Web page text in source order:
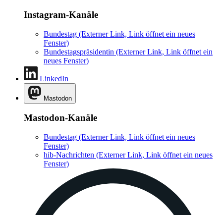
Instagram-Kanäle
Bundestag (Externer Link, Link öffnet ein neues
Fenster)
Bundestagspräsidentin (Externer Link, Link öffnet ein
neues Fenster)
LinkedIn
Mastodon
Mastodon-Kanäle
Bundestag (Externer Link, Link öffnet ein neues
Fenster)
hib-Nachrichten (Externer Link, Link öffnet ein neues
Fenster)